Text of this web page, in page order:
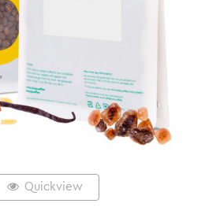
Quickview